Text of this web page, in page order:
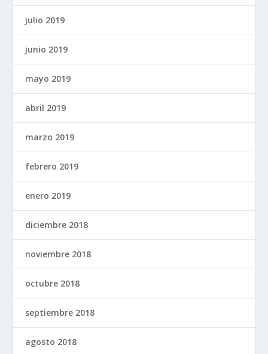
julio 2019
junio 2019
mayo 2019
abril 2019
marzo 2019
febrero 2019
enero 2019
diciembre 2018
noviembre 2018
octubre 2018
septiembre 2018
agosto 2018